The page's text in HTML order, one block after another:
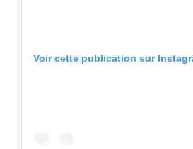
Voir cette publication sur